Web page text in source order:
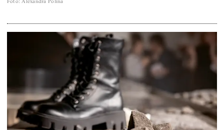
Foto: Alexandra Polina